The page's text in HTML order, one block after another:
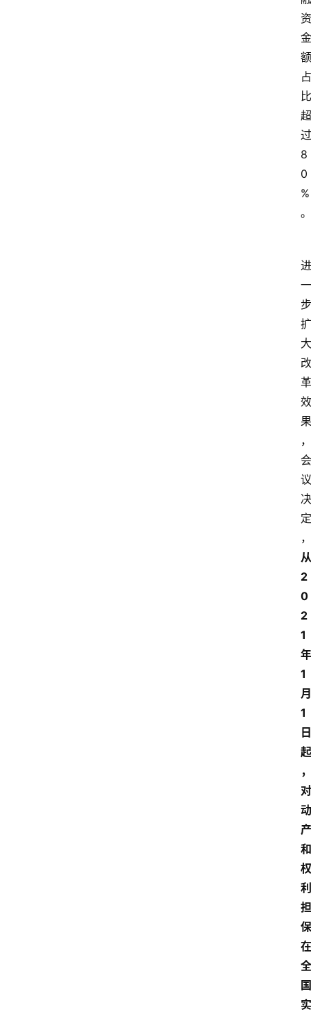
资
金
额
占
比
超
过
8
0
%
。
进
一
步
扩
大
改
革
效
果
，
会
议
决
定
，
从
2
0
2
1
年
1
月
1
日
起
，
对
动
产
和
权
利
担
保
在
全
国
实